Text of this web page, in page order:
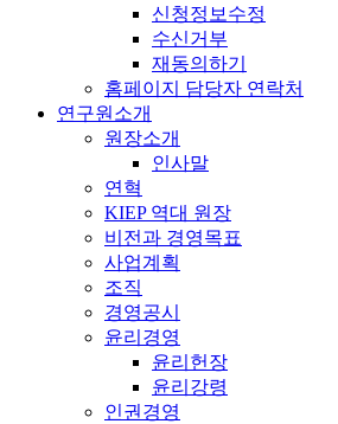
신청정보수정
수신거부
재동의하기
홈페이지 담당자 연락처
연구원소개
원장소개
인사말
연혁
KIEP 역대 원장
비전과 경영목표
사업계획
조직
경영공시
윤리경영
윤리헌장
윤리강령
인권경영